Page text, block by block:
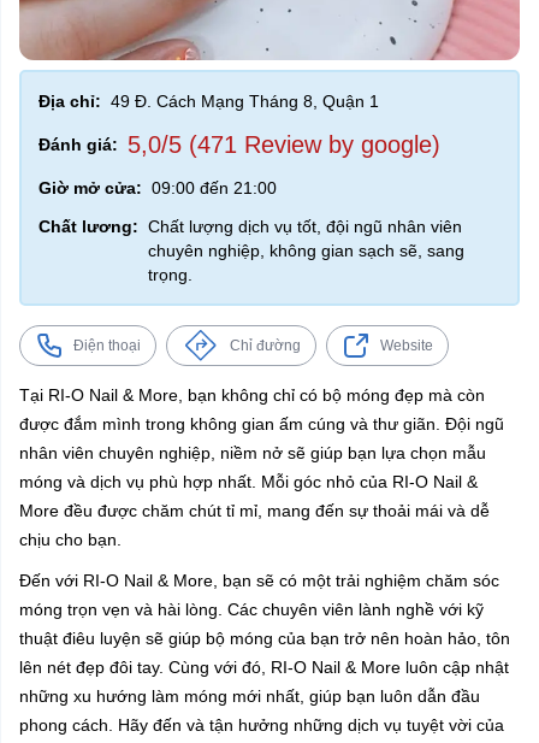
Địa chỉ: 49 Đ. Cách Mạng Tháng 8, Quận 1
Đánh giá: 5,0/5 (471 Review by google)
Giờ mở cửa: 09:00 đến 21:00
Chất lương: Chất lượng dịch vụ tốt, đội ngũ nhân viên
chuyên nghiệp, không gian sạch sẽ, sang
trọng.
Điện thoại Chỉ đường Website
Tại RI-O Nail & More, bạn không chỉ có bộ móng đẹp mà còn
được đắm mình trong không gian ấm cúng và thư giãn. Đội ngũ
nhân viên chuyên nghiệp, niềm nở sẽ giúp bạn lựa chọn mẫu
móng và dịch vụ phù hợp nhất. Mỗi góc nhỏ của RI-O Nail &
More đều được chăm chút tỉ mỉ, mang đến sự thoải mái và dễ
chịu cho bạn.
Đến với RI-O Nail & More, bạn sẽ có một trải nghiệm chăm sóc
móng trọn vẹn và hài lòng. Các chuyên viên lành nghề với kỹ
thuật điêu luyện sẽ giúp bộ móng của bạn trở nên hoàn hảo, tôn
lên nét đẹp đôi tay. Cùng với đó, RI-O Nail & More luôn cập nhật
những xu hướng làm móng mới nhất, giúp bạn luôn dẫn đầu
phong cách. Hãy đến và tận hưởng những dịch vụ tuyệt vời của